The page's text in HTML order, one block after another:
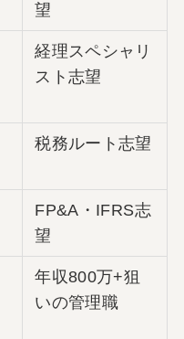
望
経理スペシャリ
スト志望
税務ルート志望
FP&A・IFRS志
望
年収800万+狙
いの管理職